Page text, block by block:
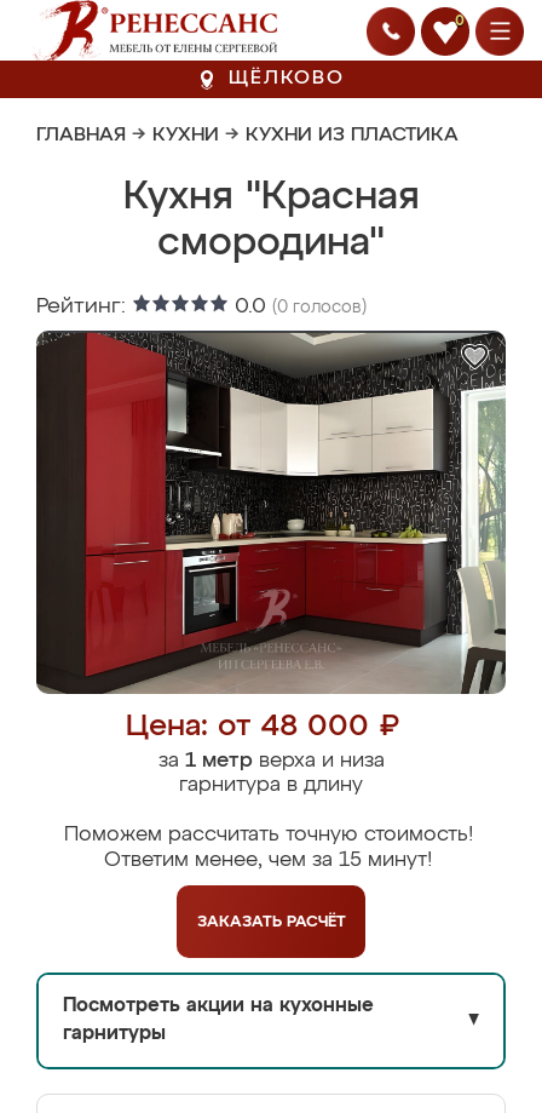
0
ЩЁЛКОВО
ГЛАВНАЯ → КУХНИ → КУХНИ ИЗ ПЛАСТИКА
Кухня "Красная
смородина"
Рейтинг: 0.0 (0 голосов)
Цена: от 48 000 ₽
за 1 метрверха и низа
гарнитура в длину
Поможем рассчитать точную стоимость!
Ответим менее, чем за 15 минут!
ЗАКАЗАТЬ РАСЧЁТ
Посмотреть акции на кухонные
гарнитуры
▼